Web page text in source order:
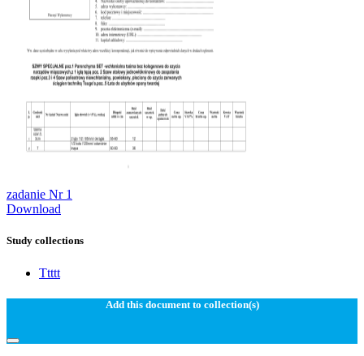
zadanie Nr 1
Download
Study collections
Ttttt
Add this document to collection(s)